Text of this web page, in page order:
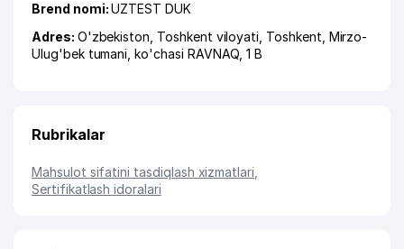
Brend nomi:UZTEST DUK
Adres: O'zbekiston, Toshkent viloyati Toshkent Mirzo-
Ulug'bek tumani ,ko'chasi RAVNAQ , 1 B
Rubrikalar
Mahsulot sifatini tasdiqlash xizmatlari
Sertifikatlash idoralari